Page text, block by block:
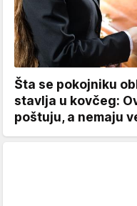
Šta se pokojniku
stavlja u kovčeg:
poštuju, a nemaju